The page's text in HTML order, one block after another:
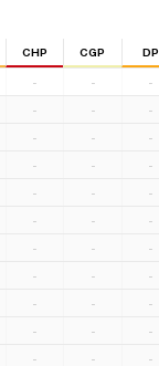
CHP CGP DP
- - -
- - -
- - -
- - -
- - -
- - -
- - -
- - -
- - -
- - -
- - -